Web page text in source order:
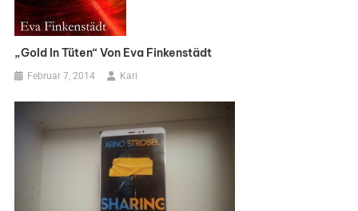
„Gold In Tüten“ Von Eva Finkenstädt
Februar 7, 2014 Kari